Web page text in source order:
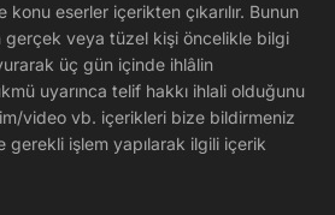
konu eserler içerikten çıkarılır. Bunun
gerçek veya tüzel kişi öncelikle bilgi
üç gün içinde ihlâlin
uyarınca telif hakkı ihlali olduğunu
video vb. içerikleri bize bildirmeniz
işlem yapılarak ilgili içerik